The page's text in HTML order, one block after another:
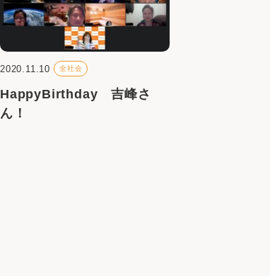
2020.11.10 全社会
HappyBirthday 吉峰さ
ん！